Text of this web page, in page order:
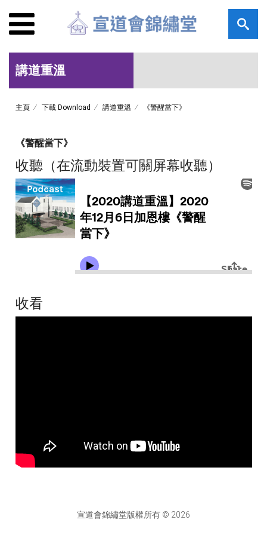
講道重溫
主頁 下載 Download 講道重溫 《警醒當下》
《警醒當下》
收聽（在流動裝置可關屏幕收聽）
收看
宣道會錦繡堂版權所有 © 2026